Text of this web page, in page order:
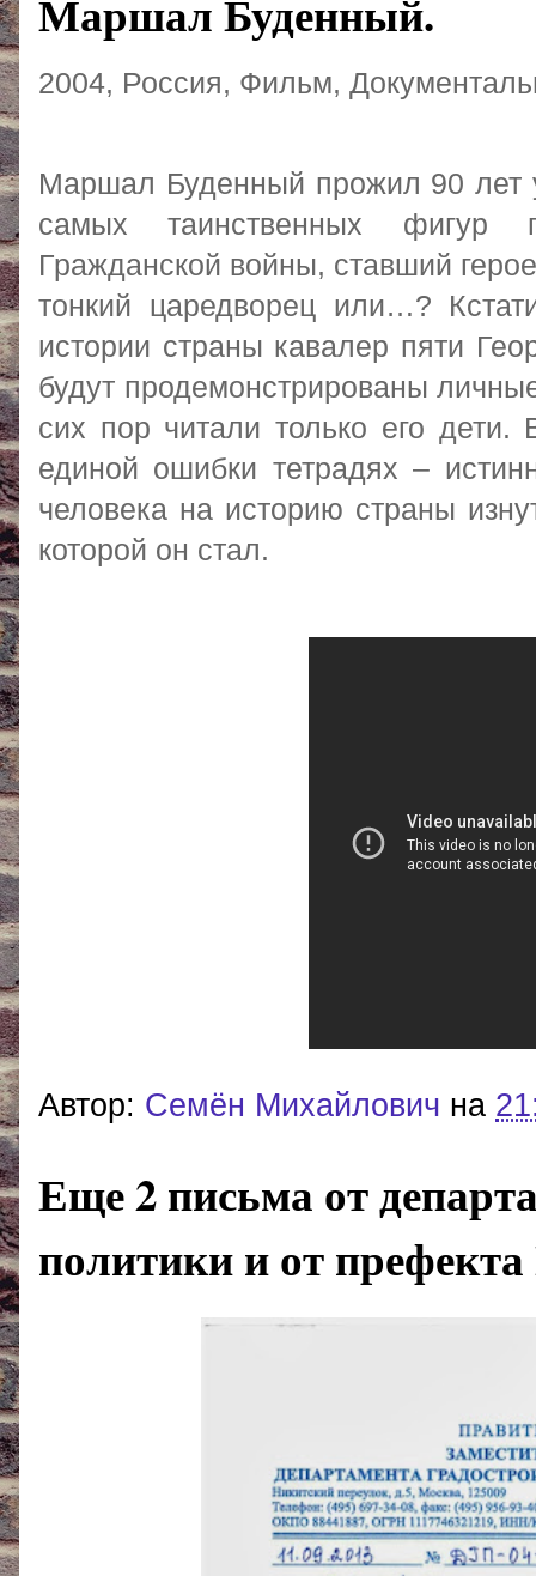
Маршал Буденный.
2004, Россия, Фильм,
Маршал Буденный прожил 90 лет
самых таинственных фигур
Гражданской войны, ставший
тонкий царедворец или…?
истории страны кавалер пяти
будут продемонстрированы
сих пор читали только его
единой ошибки тетрадях –
человека на историю страны
которой он стал.
Автор: Cемён Михайлович на
Еще 2 письма от
политики и от